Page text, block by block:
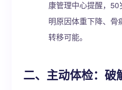
康管理中心提醒，
明原因体重下降、骨
转移可能。
二、主动体检：破